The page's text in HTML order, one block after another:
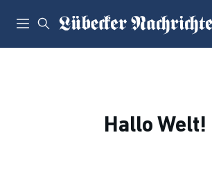
Hallo Welt!